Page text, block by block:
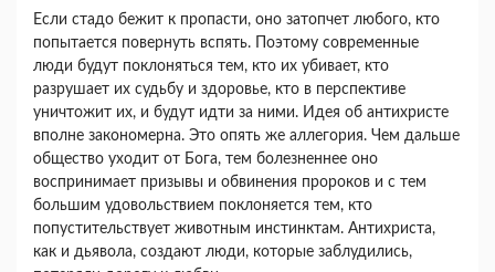
Если стадо бежит к пропасти, оно затопчет любо­го, кто
попытается повернуть вспять. Поэтому совре­менные
люди будут поклоняться тем, кто их убивает, кто
разрушает их судьбу и здоровье, кто в перспек­тиве
уничтожит их, и будут идти за ними. Идея об антихристе
вполне закономерна. Это опять же алле­гория. Чем дальше
общество уходит от Бога, тем бо­лезненнее оно
воспринимает призывы и обвинения пророков и с тем
большим удовольствием поклоняет­ся тем, кто
попустительствует животным инстинк­там. Антихриста,
как и дьявола, создают люди, кото­рые заблудились,